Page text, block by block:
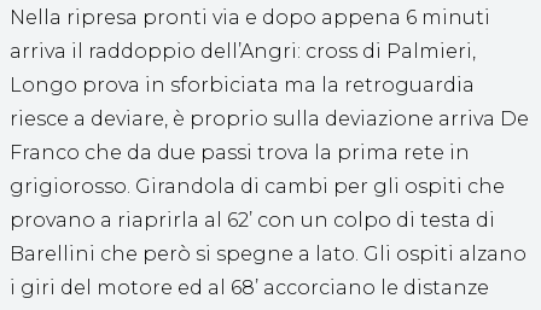
Nella ripresa pronti via e dopo appena 6 minuti
arriva il raddoppio dell’Angri: cross di Palmieri,
Longo prova in sforbiciata ma la retroguardia
riesce a deviare, è proprio sulla deviazione arriva De
Franco che da due passi trova la prima rete in
grigiorosso. Girandola di cambi per gli ospiti che
provano a riaprirla al 62’ con un colpo di testa di
Barellini che però si spegne a lato. Gli ospiti alzano
i giri del motore ed al 68’ accorciano le distanze